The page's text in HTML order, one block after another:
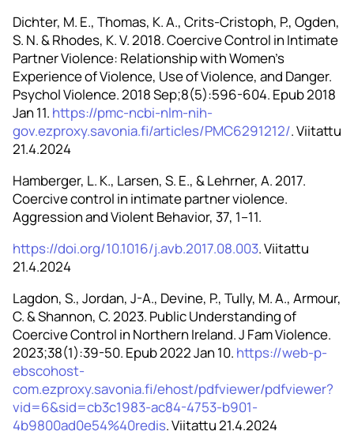
Dichter, M. E., Thomas, K. A., Crits-Cristoph, P., Ogden,
S. N. & Rhodes, K. V. 2018. Coercive Control in Intimate
Partner Violence: Relationship with Women’s
Experience of Violence, Use of Violence, and Danger.
Psychol Violence. 2018 Sep;8(5):596-604. Epub 2018
Jan 11. https://pmc-ncbi-nlm-nih-
gov.ezproxy.savonia.fi/articles/PMC6291212/. Viitattu
21.4.2024
Hamberger, L. K., Larsen, S. E., & Lehrner, A. 2017.
Coercive control in intimate partner violence.
Aggression and Violent Behavior, 37, 1–11.
https://doi.org/10.1016/j.avb.2017.08.003. Viitattu
21.4.2024
Lagdon, S., Jordan, J-A., Devine, P., Tully, M. A., Armour,
C. & Shannon, C. 2023. Public Understanding of
Coercive Control in Northern Ireland. J Fam Violence.
2023;38(1):39-50. Epub 2022 Jan 10. https://web-p-
ebscohost-
com.ezproxy.savonia.fi/ehost/pdfviewer/pdfviewer?
vid=6&sid=cb3c1983-ac84-4753-b901-
4b9800ad0e54%40redis. Viitattu 21.4.2024